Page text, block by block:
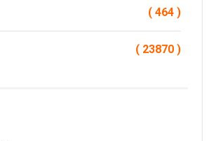
( 464 )
( 23870 )